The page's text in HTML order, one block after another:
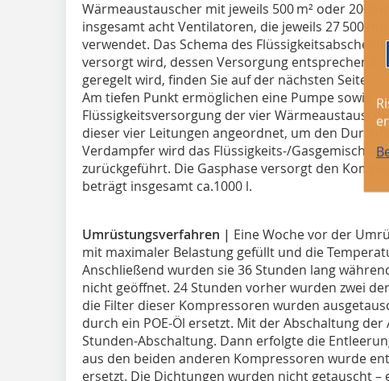
Wärmeaustauscher mit jeweils 500 m² oder 2000
insgesamt acht Ventilatoren, die jeweils 27 500
verwendet. Das Schema des
versorgt wird, dessen Versorgung entsprechend
geregelt wird, finden Sie auf der nächsten Seite.
Am tiefen Punkt ermöglichen eine Pumpe sowie
Flüssigkeitsversorgung der vier
dieser vier Leitungen angeordnet, um den
Verdampfer wird das Flüssigkeits-/Gasgemisch
zurückgeführt. Die Gasphase versorgt den
beträgt insgesamt ca.1000 l.
Umrüstungsverfahren | Eine Woche vor der
mit maximaler Belastung gefüllt und die
Anschließend wurden sie 36 Stunden lang
nicht geöffnet. 24 Stunden vorher wurden zwei
die Filter dieser Kompressoren wurden
durch ein POE-Öl ersetzt. Mit der Abschaltung der
Stunden-Abschaltung. Dann erfolgte die
aus den beiden anderen Kompressoren wurde
ersetzt. Die Dichtungen wurden nicht getauscht –